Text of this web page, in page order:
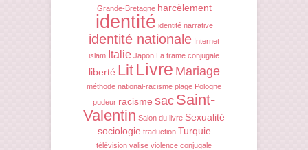
Grande-Bretagne harcèlement
identité identité narrative
identité nationale Internet
islam Italie Japon La trame conjugale
liberté Lit Livre Mariage
méthode national-racisme plage Pologne
pudeur racisme sac Saint-
Valentin Salon du livre Sexualité
sociologie traduction Turquie
télévision valise violence conjugale